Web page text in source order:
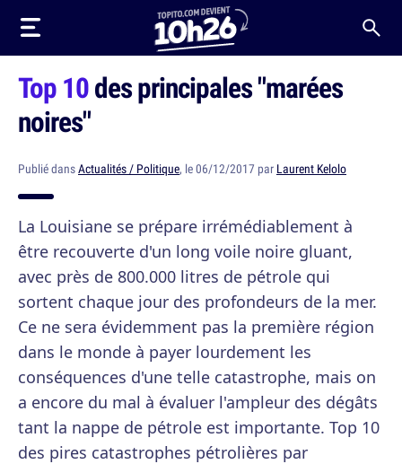
Top 10des principales "marées
noires"
Publié dansActualités / Politique, le 06/12/2017 par Laurent Kelolo
La Louisiane se prépare irrémédiablement à
être recouverte d'un long voile noire gluant,
avec près de 800.000 litres de pétrole qui
sortent chaque jour des profondeurs de la mer.
Ce ne sera évidemment pas la première région
dans le monde à payer lourdement les
conséquences d'une telle catastrophe, mais on
a encore du mal à évaluer l'ampleur des dégâts
tant la nappe de pétrole est importante. Top 10
des pires catastrophes pétrolières par